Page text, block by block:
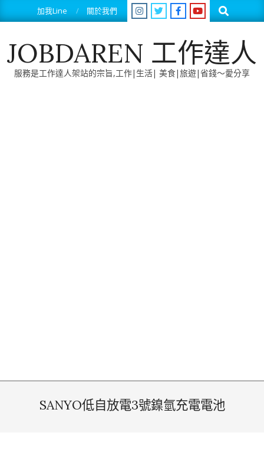
to
加我Line 關於我們 Search
JOBDAREN 工作達人
服務是工作達人架站的宗旨,工作|生活| 美食|旅遊|省錢～愛分享
SANYO低自放電3號鎳氫充電電池